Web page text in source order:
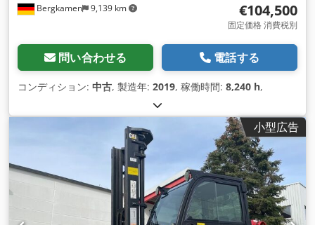
Bergkamen 9,139 km €104,500
固定価格 消費税別
問い合わせる 電話する
コンディション: 中古, 製造年: 2019, 稼働時間: 8,240 h,
小型広告